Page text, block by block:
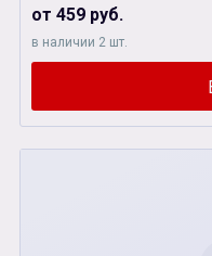
от 459 руб.
в наличии 2 шт.